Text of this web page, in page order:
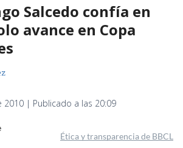
Salcedo confía en
avance en Copa
2010 | Publicado a las 20:09
Ética y transparencia de BBCL